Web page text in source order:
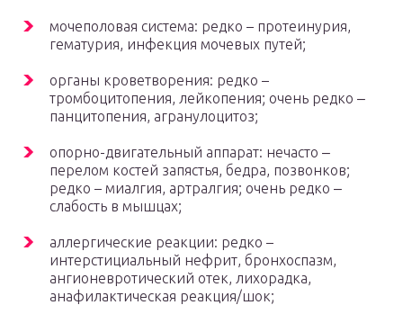
мочеполовая система: редко – протеинурия,
гематурия, инфекция мочевых путей;
органы кроветворения: редко –
тромбоцитопения, лейкопения; очень редко ‒
панцитопения, агранулоцитоз;
опорно-двигательный аппарат: нечасто ‒
перелом костей запястья, бедра, позвонков;
редко – миалгия, артралгия; очень редко ‒
слабость в мышцах;
аллергические реакции: редко –
интерстициальный нефрит, бронхоспазм,
ангионевротический отек, лихорадка,
анафилактическая реакция/шок;